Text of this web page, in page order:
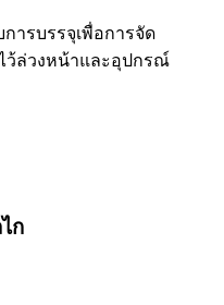
ารบรรจุเพื่อการจัด
ว้ล่วงหน้าและอุปกรณ์
ก